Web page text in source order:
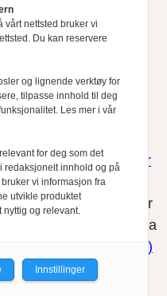
og
Vær
presseskikk, som
har ikke ansvar
som det lenkes til fra
(cookies)
vårt nettsted bruker vi
Du kan reservere
og lignende verktøy for
tilpasse innhold til deg
Les mer i vår
for deg som det
redaksjonelt innhold og på
vi informasjon fra
utvikle produktet
nyttig og relevant.
Innstillinger